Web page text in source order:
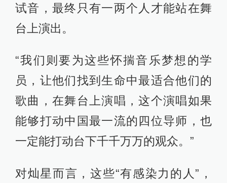
试音，最终只有一两个人才能站在舞
台上演出。
“我们则要为这些怀揣音乐梦想的学
员，让他们找到生命中最适合他们的
歌曲，在舞台上演唱，这个演唱如果
能够打动中国最一流的四位导师，也
一定能打动台下千千万万的观众。”
对灿星而言，这些“有感染力的人”，